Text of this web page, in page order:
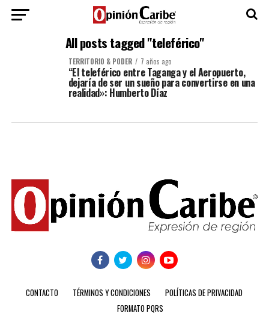
All posts tagged "teleférico"
TERRITORIO & PODER 7 años ago
“El teleférico entre Taganga y el Aeropuerto,
dejaría de ser un sueño para convertirse en una
realidad»: Humberto Díaz
CONTACTO TÉRMINOS Y CONDICIONES
POLÍTICAS DE PRIVACIDAD
FORMATO PQRS